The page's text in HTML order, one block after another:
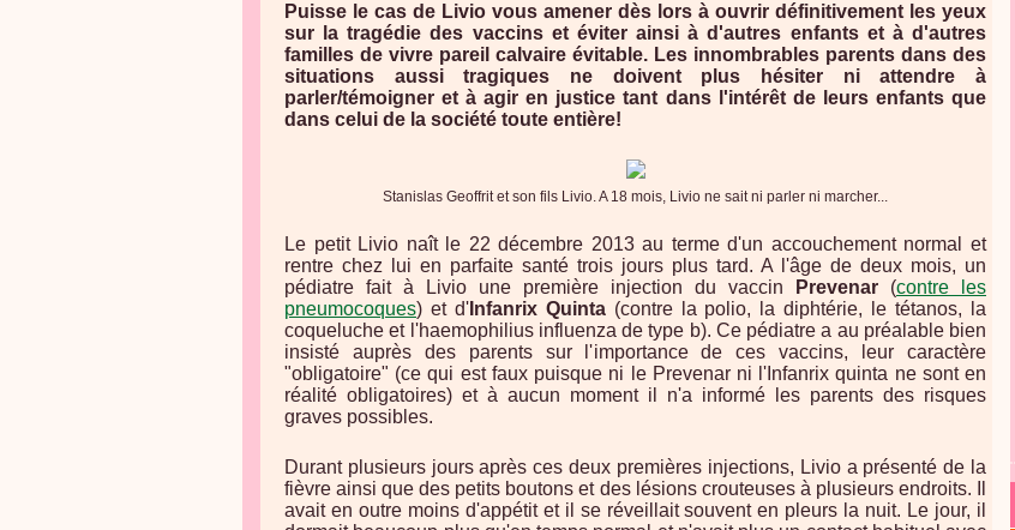
Puisse le cas de Livio vous amener dès lors à ouvrir définitivement les yeux
sur la tragédie des vaccins et éviter ainsi à d'autres enfants et à d'autres
familles de vivre pareil calvaire évitable. Les innombrables parents dans des
situations aussi tragiques ne doivent plus hésiter ni attendre à
parler/témoigner et à agir en justice tant dans l'intérêt de leurs enfants que
dans celui de la société toute entière!
Stanislas Geoffrit et son fils Livio. A 18 mois, Livio ne sait ni parler ni marcher...
Le petit Livio naît le 22 décembre 2013 au terme d'un accouchement normal et
rentre chez lui en parfaite santé trois jours plus tard. A l'âge de deux mois, un
pédiatre fait à Livio une première injection du vaccin
Prevenar (contre les
pneumocoques) et d'Infanrix Quinta(contre la polio, la diphtérie, le tétanos, la
coqueluche et l'haemophilius influenza de type b). Ce pédiatre a au préalable bien
insisté auprès des parents sur l'importance de ces vaccins, leur caractère
"obligatoire" (ce qui est faux puisque ni le Prevenar ni l'Infanrix quinta ne sont en
réalité obligatoires) et à aucun moment il n'a informé les parents des risques
graves possibles.
Durant plusieurs jours après ces deux premières injections, Livio a présenté de la
fièvre ainsi que des petits boutons et des lésions crouteuses à plusieurs endroits. Il
avait en outre moins d'appétit et il se réveillait souvent en pleurs la nuit. Le jour, il